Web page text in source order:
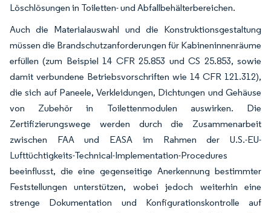
Löschlösungen in Toiletten- und Abfallbehälterbereichen.
Auch die Materialauswahl und die Konstruktionsgestaltung
müssen die Brandschutzanforderungen für Kabineninnenräume
erfüllen (zum Beispiel 14 CFR 25.853 und CS 25.853, sowie
damit verbundene Betriebsvorschriften wie 14 CFR 121.312),
die sich auf Paneele, Verkleidungen, Dichtungen und Gehäuse
von Zubehör in Toilettenmodulen auswirken. Die
Zertifizierungswege werden durch die Zusammenarbeit
zwischen FAA und EASA im Rahmen der U.S.-EU-
Lufttüchtigkeits-Technical-Implementation-Procedures
beeinflusst, die eine gegenseitige Anerkennung bestimmter
Feststellungen unterstützen, wobei jedoch weiterhin eine
strenge Dokumentation und Konfigurationskontrolle auf